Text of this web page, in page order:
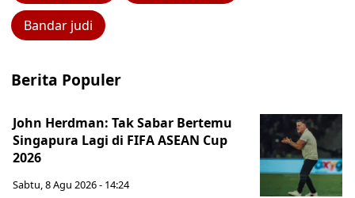
Bandar judi
Berita Populer
John Herdman: Tak Sabar Bertemu
Singapura Lagi di FIFA ASEAN Cup
2026
Sabtu, 8 Agu 2026 - 14:24